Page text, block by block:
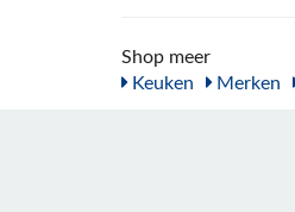
Shop meer
Keuken
Merken